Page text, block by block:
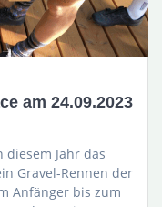
am 24.09.2023
Jahr das
Gravel-Rennen der
Anfänger bis zum